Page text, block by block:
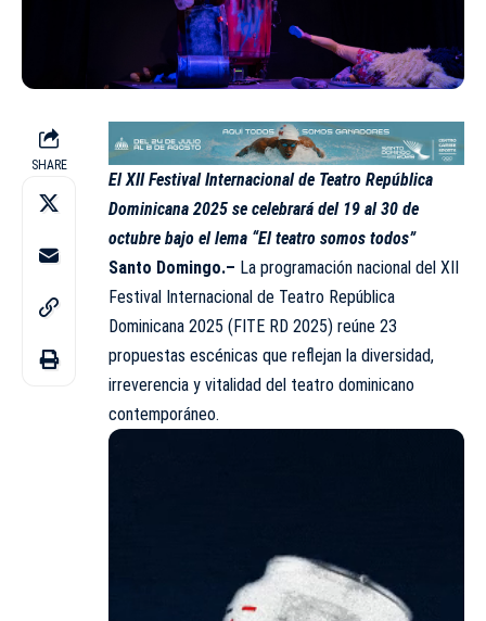
SHARE
El XII Festival Internacional de Teatro República
Dominicana 2025 se celebrará del 19 al 30 de
octubre bajo el lema “El teatro somos todos”
Santo Domingo.– La programación nacional del XII
Festival Internacional de Teatro República
Dominicana 2025 (FITE RD 2025) reúne 23
propuestas escénicas que reflejan la diversidad,
irreverencia y vitalidad del teatro dominicano
contemporáneo.